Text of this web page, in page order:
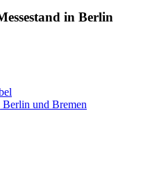
in Berlin
und Bremen